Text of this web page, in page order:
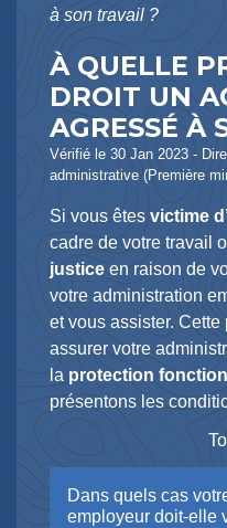
à son travail ?
À QUELLE
DROIT UN
AGRESSÉ À
Vérifié le 30 Jan 2023 -
administrative (Première
Si vous êtesvictime
cadre de votre travail
justiceen raison de
votre administration
et vous assister.
assurer votre
la protection
présentons les
Dans quels cas
employeur doit-elle